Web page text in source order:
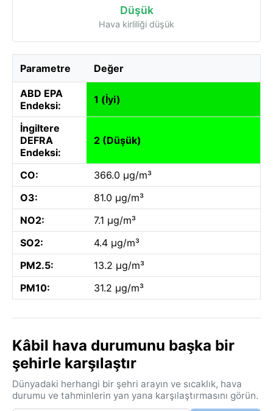
Düşük
Hava kirliliği düşük
Parametre Değer
ABD EPA
Endeksi:
1 (İyi)
İngiltere
DEFRA
Endeksi:
2 (Düşük)
CO:
366.0 µg/m³
O3:
81.0 µg/m³
NO2:
7.1 µg/m³
SO2:
4.4 µg/m³
PM2.5:
13.2 µg/m³
PM10:
31.2 µg/m³
Kâbil hava durumunu başka bir
şehirle karşılaştır
Dünyadaki herhangi bir şehri arayın ve sıcaklık, hava
durumu ve tahminlerin yan yana karşılaştırmasını görün.